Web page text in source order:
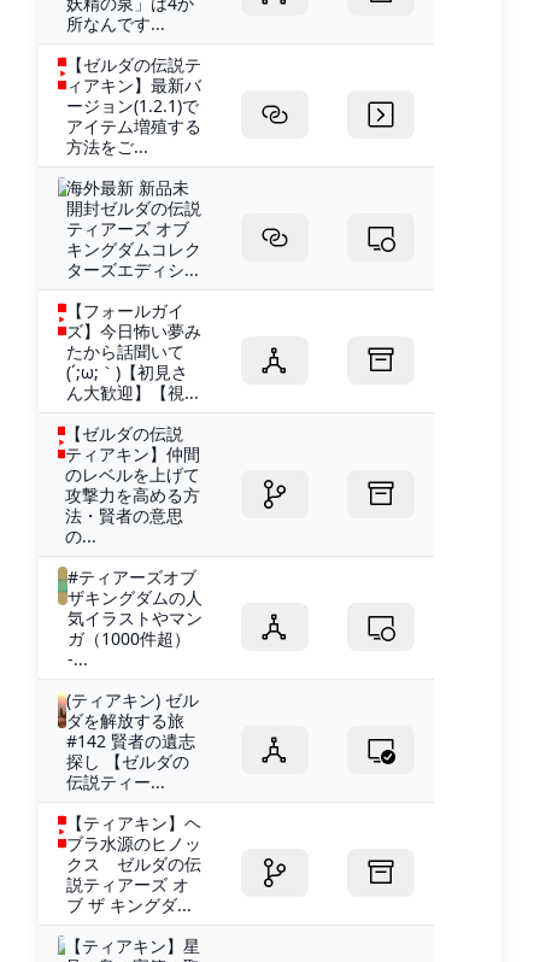
所なんです...
【ゼルダの伝説テ
ィアキン】最新バ
ージョン(1.2.1)で
アイテム増殖する
方法をご...
海外最新 新品未
開封ゼルダの伝説
ティアーズ オブ
キングダムコレク
ターズエディシ...
【フォールガイ
ズ】今日怖い夢み
たから話聞いて
(´;ω;｀)【初見さ
ん大歓迎】【視...
【ゼルダの伝説
ティアキン】仲間
のレベルを上げて
攻撃力を高める方
法・賢者の意思
の...
#ティアーズオブ
ザキングダムの人
気イラストやマン
ガ（1000件超）
-...
(ティアキン) ゼル
ダを解放する旅
#142 賢者の遺志
探し 【ゼルダの
伝説ティー...
【ティアキン】ヘ
ブラ水源のヒノッ
クス ゼルダの伝
説ティアーズ オ
ブ ザ キングダ...
【ティアキン】星